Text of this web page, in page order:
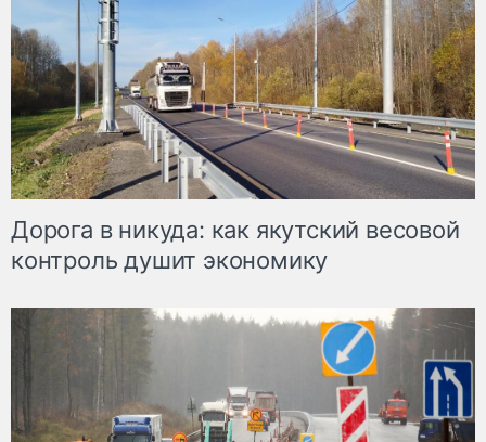
Дорога в никуда: как якутский весовой
контроль душит экономику